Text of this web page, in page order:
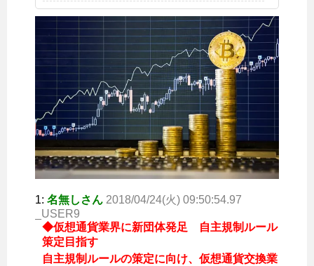
1: 名無しさん 2018/04/24(火) 09:50:54.97
_USER9
◆仮想通貨業界に新団体発足 自主規制ルール
策定目指す
自主規制ルールの策定に向け、仮想通貨交換業